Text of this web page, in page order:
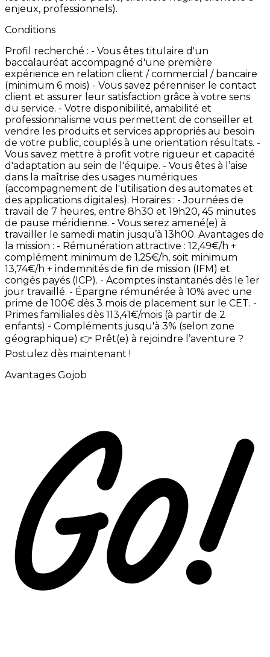
enjeux, professionnels).
Conditions
Profil recherché : - Vous êtes titulaire d'un
baccalauréat accompagné d'une première
expérience en relation client /commercial / bancaire
(minimum 6 mois) - Vous savez pérenniser le contact
client et assurer leur satisfaction grâce à votre sens
du service. - Votre disponibilité, amabilité et
professionnalisme vous permettent de conseiller et
vendre les produits et services appropriés au besoin
de votre public, couplés à une orientation résultats. -
Vous savez mettre à profit votre rigueur et capacité
d'adaptation au sein de l'équipe. - Vous êtes à l’aise
dans la maîtrise des usages numériques
(accompagnement de l'utilisation des automates et
des applications digitales). Horaires : -Journées de
travail de 7 heures, entre 8h30 et 19h20, 45 minutes
de pause méridienne. - Vous serez amené(e) à
travailler le samedi matin jusqu’à 13h00. Avantages de
la mission : - Rémunération attractive : 12,49€/h +
complément minimum de 1,25€/h, soit minimum
13,74€/h + indemnités de fin de mission (IFM) et
congés payés (ICP). - Acomptes instantanés dès le 1er
jour travaillé. - Épargne rémunérée à 10% avec une
prime de 100€ dès 3 mois de placement sur le CET. -
Primes familiales dès 113,41€/mois (à partir de 2
enfants) - Compléments jusqu'à 3% (selon zone
géographique) 👉 Prêt(e) à rejoindre l’aventure ?
Postulez dès maintenant !
Avantages Gojob